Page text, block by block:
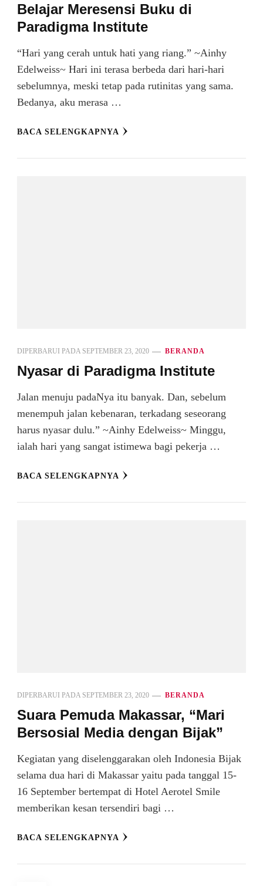
Belajar Meresensi Buku di
Paradigma Institute
“Hari yang cerah untuk hati yang riang.” ~Ainhy
Edelweiss~ Hari ini terasa berbeda dari hari-hari
sebelumnya, meski tetap pada rutinitas yang sama.
Bedanya, aku merasa …
BACA SELENGKAPNYA
DIPERBARUI PADA SEPTEMBER 23, 2020 BERANDA
Nyasar di Paradigma Institute
Jalan menuju padaNya itu banyak. Dan, sebelum
menempuh jalan kebenaran, terkadang seseorang
harus nyasar dulu.” ~Ainhy Edelweiss~ Minggu,
ialah hari yang sangat istimewa bagi pekerja …
BACA SELENGKAPNYA
DIPERBARUI PADA SEPTEMBER 23, 2020 BERANDA
Suara Pemuda Makassar, “Mari
Bersosial Media dengan Bijak”
Kegiatan yang diselenggarakan oleh Indonesia Bijak
selama dua hari di Makassar yaitu pada tanggal 15-
16 September bertempat di Hotel Aerotel Smile
memberikan kesan tersendiri bagi …
BACA SELENGKAPNYA